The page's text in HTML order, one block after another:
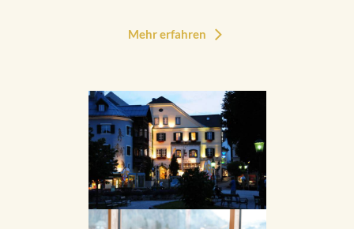
Mehr erfahren